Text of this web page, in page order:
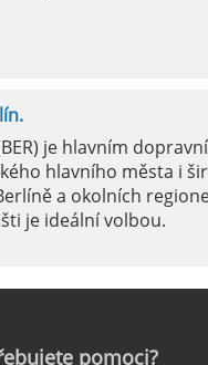
je hlavním
hlavního města i
a okolních
je ideální volbou.
jako mezinárodní
pomoci?